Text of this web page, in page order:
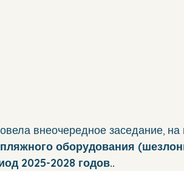
внеочередное заседание,
пляжного оборудования
2025-2028 годов..